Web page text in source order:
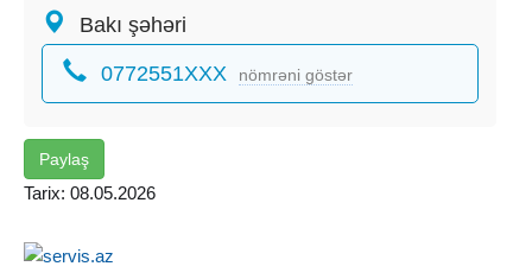
mövcuddur. Bu da həm müştəri axını, həm də personal
istifadəsi üçün rahatlıq yaradır.
Gözəllik mərkəzi, mini klinika, stomatoloji kabinet, ofis və
KOD:6800
Bakı şəhəri
0772551XXX nömrəni göstər
Paylaş
Tarix: 08.05.2026